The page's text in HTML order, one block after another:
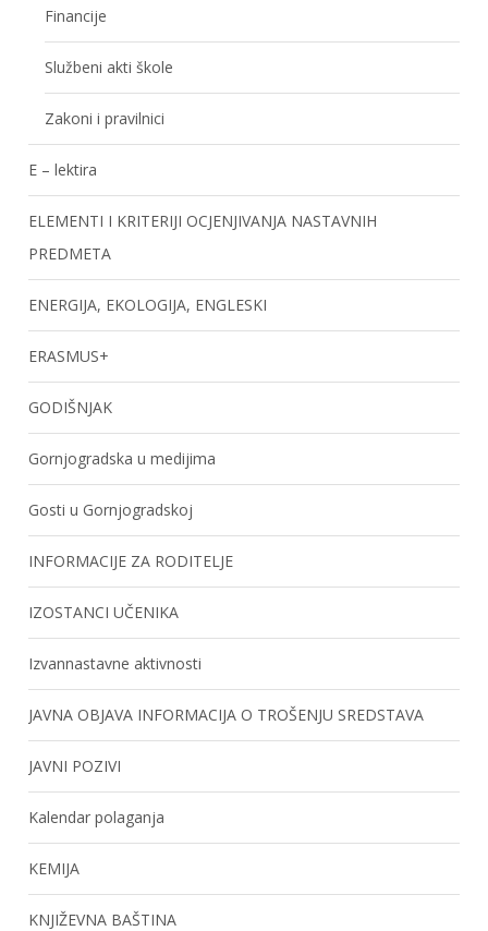
Financije
Službeni akti škole
Zakoni i pravilnici
E – lektira
ELEMENTI I KRITERIJI OCJENJIVANJA NASTAVNIH
PREDMETA
ENERGIJA, EKOLOGIJA, ENGLESKI
ERASMUS+
GODIŠNJAK
Gornjogradska u medijima
Gosti u Gornjogradskoj
INFORMACIJE ZA RODITELJE
IZOSTANCI UČENIKA
Izvannastavne aktivnosti
JAVNA OBJAVA INFORMACIJA O TROŠENJU SREDSTAVA
JAVNI POZIVI
Kalendar polaganja
KEMIJA
KNJIŽEVNA BAŠTINA